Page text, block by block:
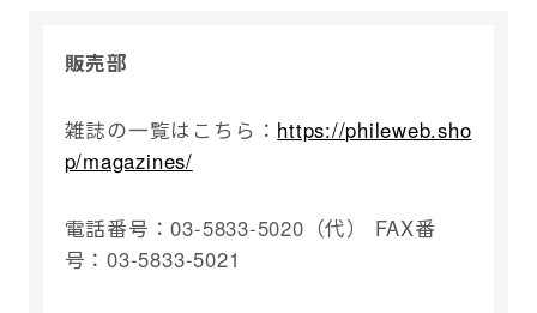
販売部
雑誌の一覧はこちら： https://phileweb.sho
p/magazines/
電話番号：03-5833-5020（代） FAX番
号：03-5833-5021